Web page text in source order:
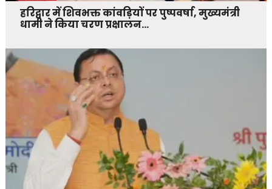
हरिद्वार में शिवभक्त कांवड़ियों पर पुष्पवर्षा, मुख्यमंत्री
धामी ने किया चरण प्रक्षालन…